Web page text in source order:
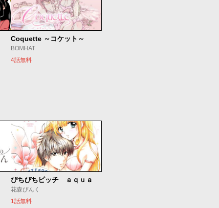
Coquette ～コケット～
BOMHAT
4話無料
ぴちぴちピッチ ａｑｕａ
花森ぴんく
1話無料